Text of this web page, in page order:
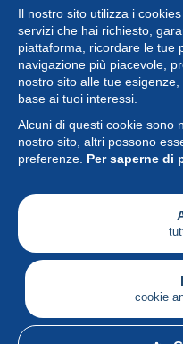
Il nostro sito utilizza i
servizi che hai richiesto,
piattaforma, ricordare le tue
navigazione più piacevole,
nostro sito alle tue
base ai tuoi interessi.
Alcuni di questi cookie sono
nostro sito, altri possono
preferenze. Per saperne di
cookie
Collezione
Novità
Funzione
Società
Servizi
Sta scrivendo